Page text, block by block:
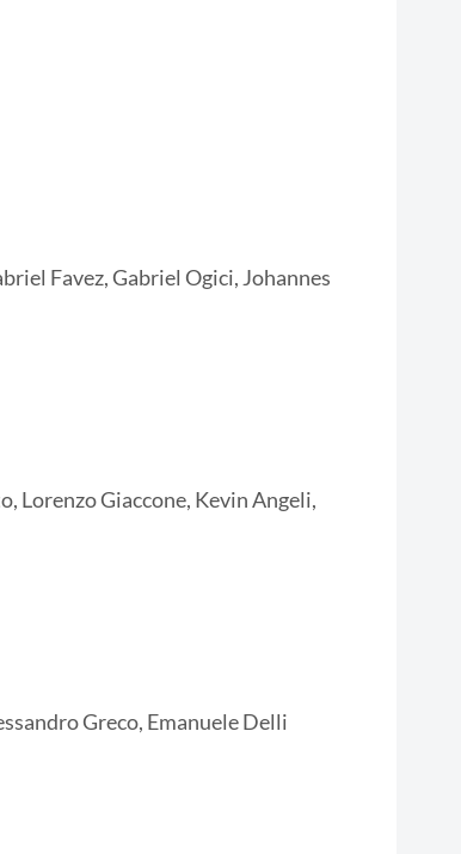
Favez, Gabriel Ogici, Johannes
Lorenzo Giaccone, Kevin Angeli,
Greco, Emanuele Delli